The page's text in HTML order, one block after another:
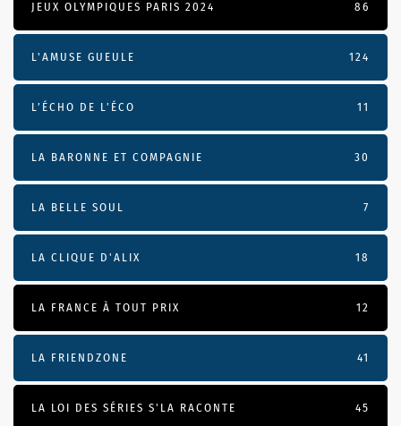
JEUX OLYMPIQUES PARIS 2024 86
L'AMUSE GUEULE 124
L’ÉCHO DE L’ÉCO 11
LA BARONNE ET COMPAGNIE 30
LA BELLE SOUL 7
LA CLIQUE D'ALIX 18
LA FRANCE À TOUT PRIX 12
LA FRIENDZONE 41
LA LOI DES SÉRIES S'LA RACONTE 45